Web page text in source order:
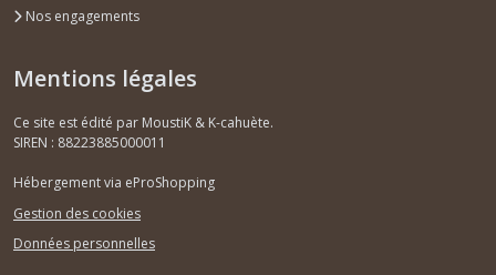
Nos engagements
Mentions légales
Ce site est édité par MoustiK & K-cahuète.
SIREN : 88223885000011
Hébergement via eProShopping
Gestion des cookies
Données personnelles